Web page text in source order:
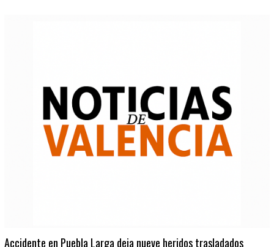
Accidente en Puebla Larga deja nueve heridos trasladados